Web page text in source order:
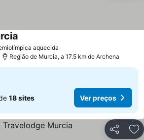
aquecida
Região de Murcia, a 17.5 km de Archena
18 sites Ver preços
Partilhar